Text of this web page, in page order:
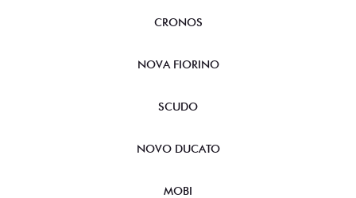
CRONOS
NOVA FIORINO
SCUDO
NOVO DUCATO
MOBI